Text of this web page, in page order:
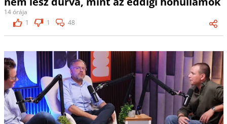
14 órája
1
1 48